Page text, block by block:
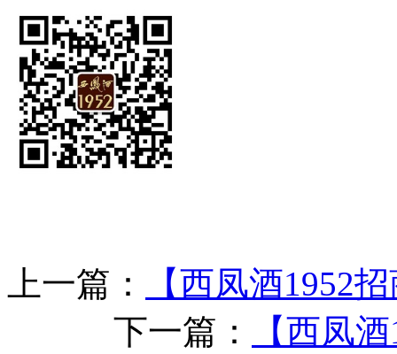
上一篇：
【西凤酒1952
下一篇：
【西凤